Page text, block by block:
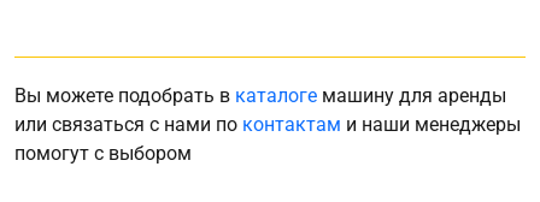
Вы можете подобрать в каталоге машину для аренды
или связаться с нами по контактам и наши менеджеры
помогут с выбором